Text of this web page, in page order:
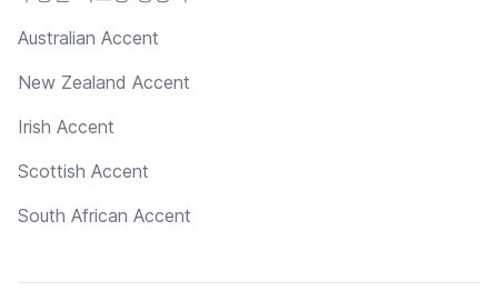
Australian Accent
New Zealand Accent
Irish Accent
Scottish Accent
South African Accent